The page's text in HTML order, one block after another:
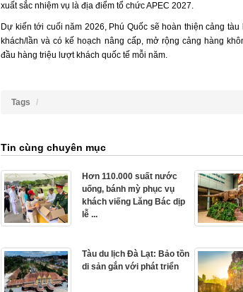
xuất sắc nhiệm vụ là địa điểm tổ chức APEC 2027.
Dự kiến tới cuối năm 2026, Phú Quốc sẽ hoàn thiện cảng
khách/lần và có kế hoạch nâng cấp, mở rộng cảng hàng
đầu hàng triệu lượt khách quốc tế mỗi năm.
Tags
Tin cùng chuyên mục
Hơn 110.000 suất nước
uống, bánh mỳ phục vụ
khách viếng Lăng Bác dịp
lễ ...
Tàu du lịch Đà Lạt: Bảo tồn
di sản gắn với phát triển